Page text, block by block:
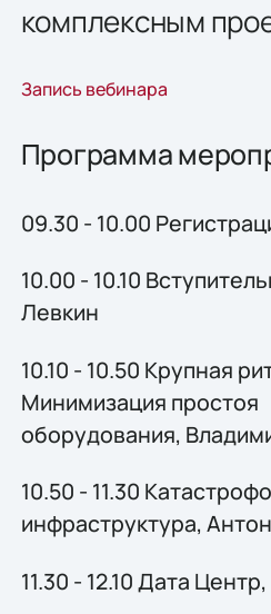
комплексным
Запись вебинара
Программа
​09.30 - 10.00
10.00 - 10.10
Левкин
10.10 - 10.50 Крупная
Минимизация простоя
оборудования,
10.50 - 11.30
инфраструктура,
11.30 - 12.10 Дата